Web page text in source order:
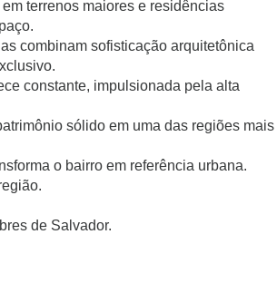
terrenos maiores e residências
combinam sofisticação arquitetônica
constante, impulsionada pela alta
sólido em uma das regiões mais
o bairro em referência urbana.
de Salvador.